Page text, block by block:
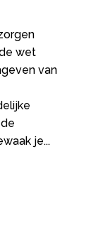
wet
van
je...